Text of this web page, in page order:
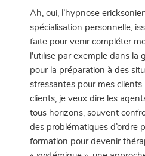
Ah, oui, l’hypnose
spécialisation personnelle,
faite pour venir compléter
l'utilise par exemple dans la
pour la préparation à des
stressantes pour mes
clients, je veux dire les
tous horizons, souvent
des problématiques d’ordre
formation pour devenir